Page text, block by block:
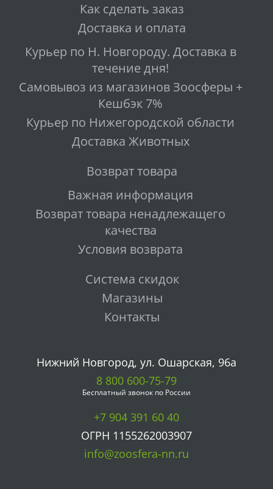
Как сделать заказ
Доставка и оплата
Курьер по Н. Новгороду. Доставка в
течение дня!
Самовывоз из магазинов Зоосферы +
Кешбэк 7%
Курьер по Нижегородской области
Доставка Животных
Возврат товара
Важная информация
Возврат товара ненадлежащего
качества
Условия возврата
Система скидок
Магазины
Контакты
Нижний Новгород, ул. Ошарская, 96а
8 800 600-75-79
Бесплатный звонок по России
+7 904 391 60 40
ОГРН 1155262003907
info@zoosfera-nn.ru